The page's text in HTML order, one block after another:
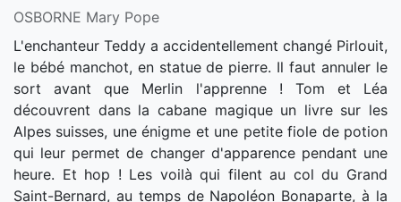
OSBORNE Mary Pope
L'enchanteur Teddy a accidentellement changé Pirlouit,
le bébé manchot, en statue de pierre. Il faut annuler le
sort avant que Merlin l'apprenne ! Tom et Léa
découvrent dans la cabane magique un livre sur les
Alpes suisses, une énigme et une petite fiole de potion
qui leur permet de changer d'apparence pendant une
heure. Et hop ! Les voilà qui filent au col du Grand
Saint-Bernard, au temps de Napoléon Bonaparte, à la